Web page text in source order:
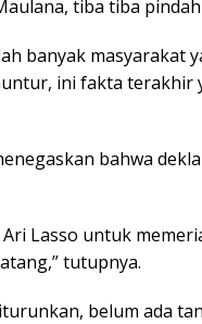
tiba tiba
banyak masyarakat
ini fakta terakhir
bahwa
Lasso untuk
tutupnya.
belum ada